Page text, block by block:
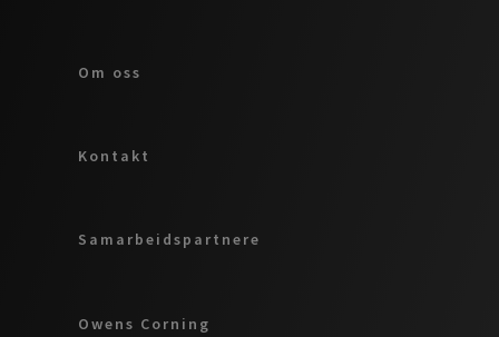
Om oss
Kontakt
Samarbeidspartnere
Owens Corning